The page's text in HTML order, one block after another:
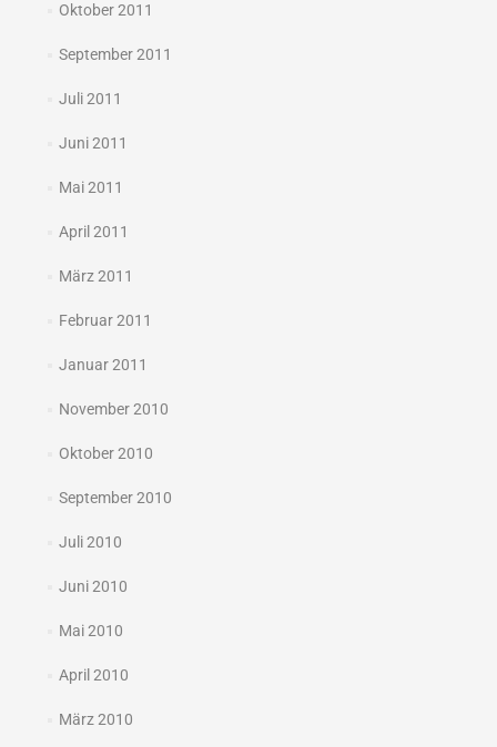
Oktober 2011
September 2011
Juli 2011
Juni 2011
Mai 2011
April 2011
März 2011
Februar 2011
Januar 2011
November 2010
Oktober 2010
September 2010
Juli 2010
Juni 2010
Mai 2010
April 2010
März 2010